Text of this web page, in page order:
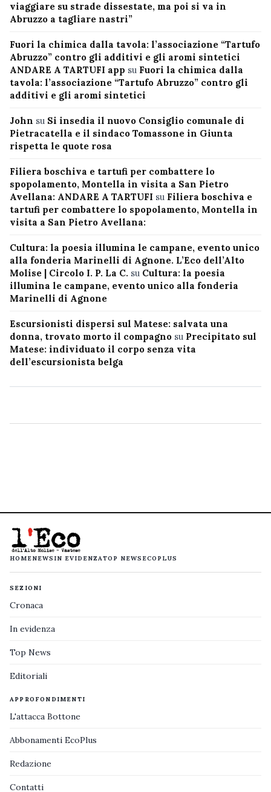
viaggiare su strade dissestate, ma poi si va in
Abruzzo a tagliare nastri”
Fuori la chimica dalla tavola: l’associazione “Tartufo
Abruzzo” contro gli additivi e gli aromi sintetici
ANDARE A TARTUFI app su Fuori la chimica dalla
tavola: l’associazione “Tartufo Abruzzo” contro gli
additivi e gli aromi sintetici
John su Si insedia il nuovo Consiglio comunale di
Pietracatella e il sindaco Tomassone in Giunta
rispetta le quote rosa
Filiera boschiva e tartufi per combattere lo
spopolamento, Montella in visita a San Pietro
Avellana: ANDARE A TARTUFI su Filiera boschiva e
tartufi per combattere lo spopolamento, Montella in
visita a San Pietro Avellana:
Cultura: la poesia illumina le campane, evento unico
alla fonderia Marinelli di Agnone. L’Eco dell’Alto
Molise | Circolo I. P. La C. su Cultura: la poesia
illumina le campane, evento unico alla fonderia
Marinelli di Agnone
Escursionisti dispersi sul Matese: salvata una
donna, trovato morto il compagno su Precipitato sul
Matese: individuato il corpo senza vita
dell’escursionista belga
HOMENEWS IN EVIDENZATOP NEWS ECOPLUS
SEZIONI
Cronaca
In evidenza
Top News
Editoriali
APPROFONDIMENTI
L'attacca Bottone
Abbonamenti EcoPlus
Redazione
Contatti